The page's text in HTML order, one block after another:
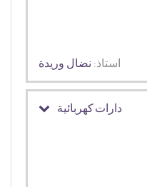
استاذ: نضال وريدة
دارات كهربائية